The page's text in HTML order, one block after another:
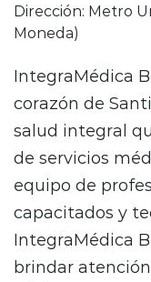
Dirección: Metro
Moneda)
IntegraMédica
corazón de
salud integral
de servicios
equipo de
capacitados y
IntegraMédica
brindar